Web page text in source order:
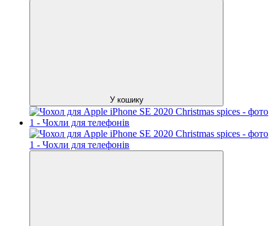
У кошику